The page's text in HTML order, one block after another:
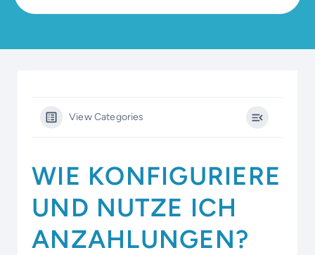
View Categories
WIE KONFIGURIERE
UND NUTZE ICH
ANZAHLUNGEN?